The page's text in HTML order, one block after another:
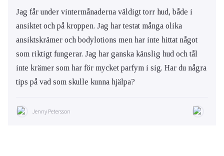
Jag får under vintermånaderna väldigt torr hud, både i
ansiktet och på kroppen. Jag har testat många olika
ansiktskrämer och bodylotions men har inte hittat något
som riktigt fungerar. Jag har ganska känslig hud och tål
inte krämer som har för mycket parfym i sig. Har du några
tips på vad som skulle kunna hjälpa?
Jenny Petersson